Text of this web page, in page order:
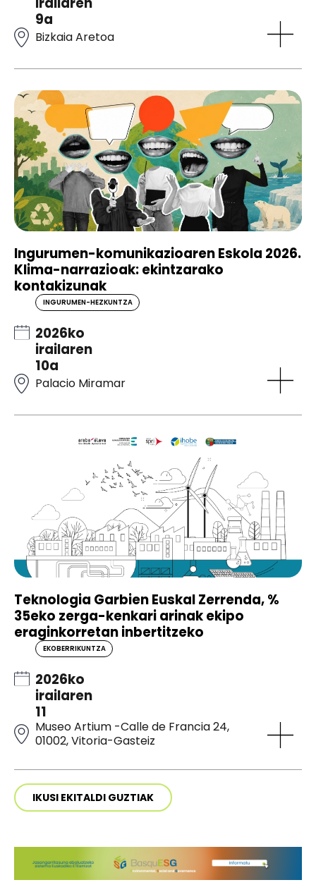
9a
Bizkaia Aretoa
Ingurumen-komunikazioaren Eskola 2026.
Klima-narrazioak: ekintzarako
kontakizunak
INGURUMEN-HEZKUNTZA
2026ko
irailaren
10a
Palacio Miramar
Teknologia Garbien Euskal Zerrenda, %
35eko zerga-kenkari arinak ekipo
eraginkorretan inbertitzeko
EKOBERRIKUNTZA
2026ko
irailaren
11
Museo Artium -Calle de Francia 24,
01002, Vitoria-Gasteiz
IKUSI EKITALDI GUZTIAK